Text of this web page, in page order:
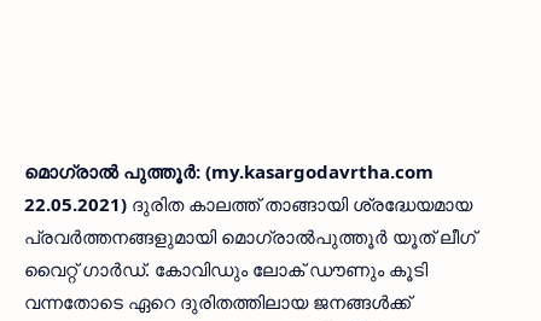
മൊഗ്രാൽ പുത്തൂർ: (my.kasargodavrtha.com
22.05.2021) ദുരിത കാലത്ത് താങ്ങായി ശ്രദ്ധേയമായ
പ്രവർത്തനങ്ങളുമായി മൊഗ്രാൽപുത്തൂർ യൂത് ലീഗ്
വൈറ്റ് ഗാർഡ്. കോവിഡും ലോക് ഡൗണും കൂടി
വന്നതോടെ ഏറെ ദുരിതത്തിലായ ജനങ്ങൾക്ക്